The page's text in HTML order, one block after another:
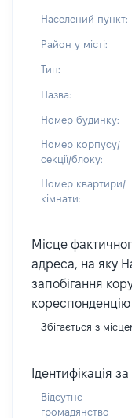
Населений пункт:
Район у місті:
Тип:
Назва:
Номер будинку:
Номер корпусу/
секції/блоку:
Номер квартири/
кімнати:
Місце
адреса, на яку
запобігання
кореспонденцію
Збігається з
Ідентифікація
Відсутнє
громадянство